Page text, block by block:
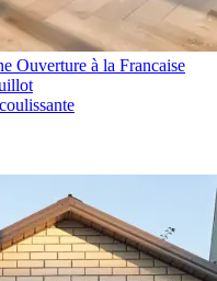
Ouverture à la Francaise